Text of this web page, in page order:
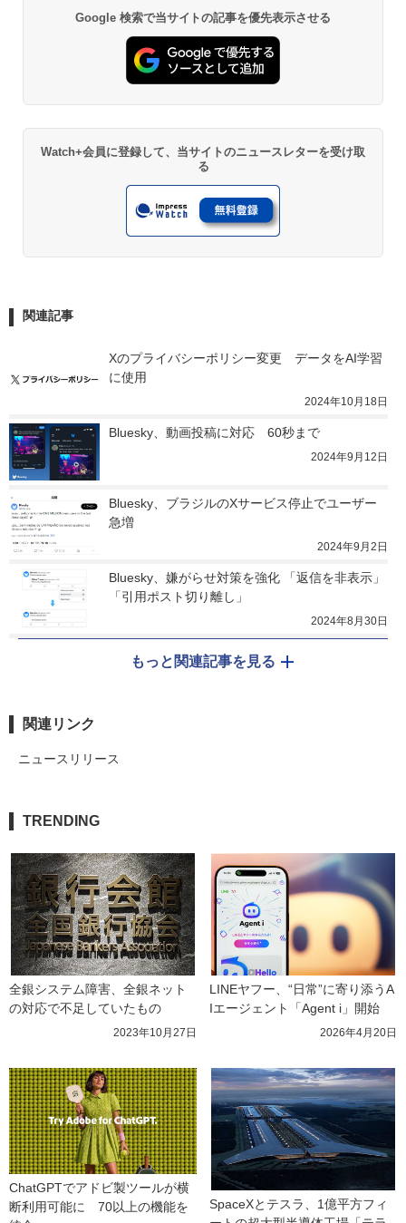
Google 検索で当サイトの記事を優先表示させる
Watch+会員に登録して、当サイトのニュースレターを受け取
る
関連記事
Xのプライバシーポリシー変更　データをAI学習
に使用
2024年10月18日
Bluesky、動画投稿に対応　60秒まで
2024年9月12日
Bluesky、ブラジルのXサービス停止でユーザー
急増
2024年9月2日
Bluesky、嫌がらせ対策を強化 「返信を非表示」
「引用ポスト切り離し」
2024年8月30日
もっと関連記事を見る
関連リンク
ニュースリリース
TRENDING
全銀システム障害、全銀ネット
の対応で不足していたもの
2023年10月27日
LINEヤフー、“日常”に寄り添うA
Iエージェント「Agent i」開始
2026年4月20日
ChatGPTでアドビ製ツールが横
断利用可能に　70以上の機能を
SpaceXとテスラ、1億平方フィ